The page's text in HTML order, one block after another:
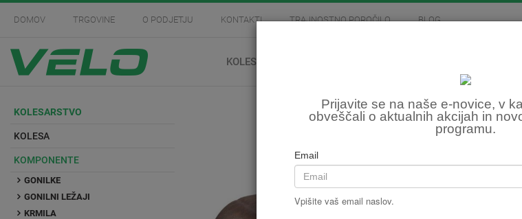
Prijavite se na naše e-novice, v
obveščali o aktualnih akcijah in
programu.
Email
Vpišite vaš email naslov.
DOMOV TRGOVINE O PODJETJU KONTAKTI TRAJNOSTNO POROČILO BLOG
KOLESARSTVO
KOLESARSTVO
KOLESA
KOMPONENTE
GONILKE
GONILNI LEŽAJI
KRMILA